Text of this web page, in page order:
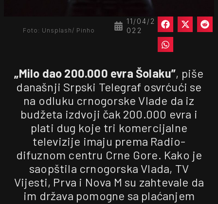
11/04/2
022
Foto: Unsplash/ Pinho
„Milo dao 200.000 evra Šolaku”, piše
današnji Srpski Telegraf osvrćući se
na odluku crnogorske Vlade da iz
budžeta izdvoji čak 200.000 evra i
plati dug koje tri komercijalne
televizije imaju prema Radio-
difuznom centru Crne Gore. Kako je
saopštila crnogorska Vlada, TV
Vijesti, Prva i Nova M su zahtevale da
im država pomogne sa plaćanjem